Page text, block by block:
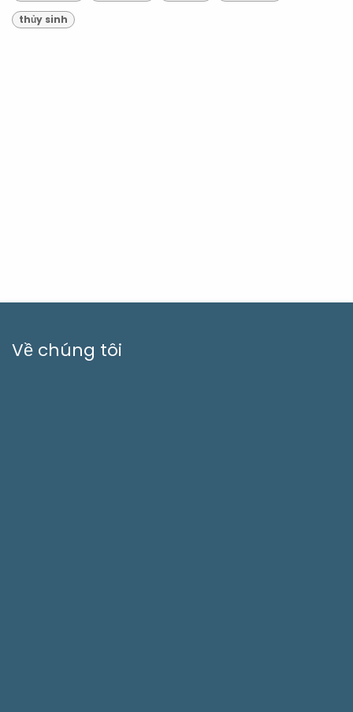
thủy sinh
Về chúng tôi